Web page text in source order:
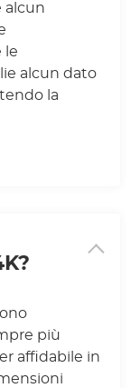
alcun
le
alcun dato
la
più
affidabile in